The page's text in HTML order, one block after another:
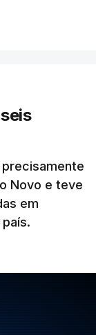
Novo e teve
em